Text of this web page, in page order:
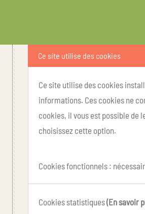
Ce site utilise des cookies
Ce site utilise des cookies
informations. Ces cookies ne
cookies, il vous est possible de
choisissez cette option.
Cookies fonctionnels :
Cookies statistiques(En savoir